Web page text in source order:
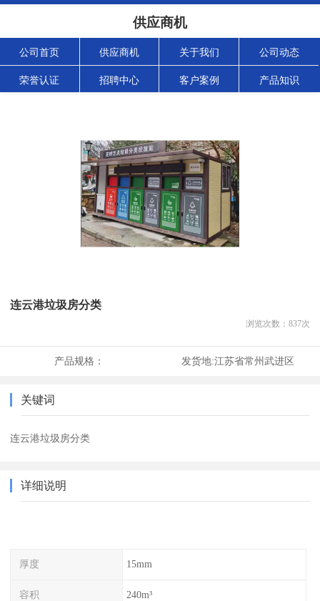
供应商机
公司首页 供应商机 关于我们 公司动态
荣誉认证 招聘中心 客户案例 产品知识
连云港垃圾房分类
浏览次数： 837次
产品规格： 发货地:江苏省常州武进区
关键词
连云港垃圾房分类
详细说明
厚度 15mm
容积 240m³